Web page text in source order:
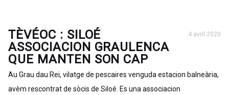
TÈVÉOC : SILOÉ
ASSOCIACION GRAULENCA
QUE MANTEN SON CAP
4 avril 2020
Au Grau dau Rei, vilatge de pescaires venguda estacion balneària,
avèm rescontrat de sòcis de Siloé. Es una associacion